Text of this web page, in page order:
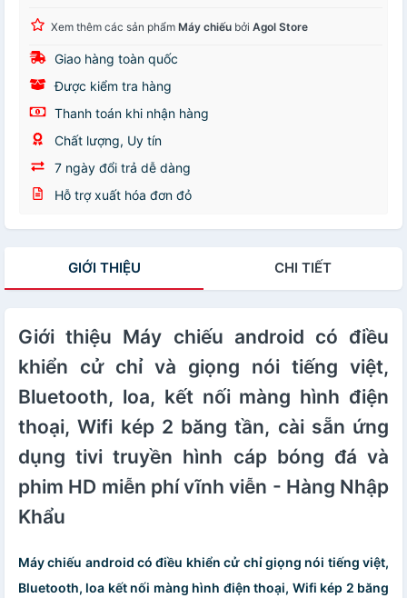
Xem thêm các sản phẩm Máy chiếu bởi Agol Store
Giao hàng toàn quốc
Được kiểm tra hàng
Thanh toán khi nhận hàng
Chất lượng, Uy tín
7 ngày đổi trả dễ dàng
Hỗ trợ xuất hóa đơn đỏ
GIỚI THIỆU CHI TIẾT
Giới thiệu Máy chiếu android có điều
khiển cử chỉ và giọng nói tiếng việt,
Bluetooth, loa, kết nối màng hình điện
thoại, Wifi kép 2 băng tần, cài sẵn ứng
dụng tivi truyền hình cáp bóng đá và
phim HD miễn phí vĩnh viễn - Hàng Nhập
Khẩu
Máy chiếu android có điều khiển cử chỉ giọng nói tiếng việt,
Bluetooth, loa kết nối màng hình điện thoại, Wifi kép 2 băng